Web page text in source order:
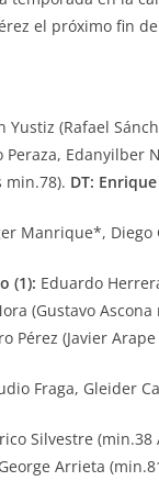
el próximo fin
Yustiz (Rafael
Edanyilber
min.78). DT:
Manrique*, Diego
(1): Eduardo
(Gustavo
Pérez (Javier
Fraga, Gleider
Silvestre (min.38
Arrieta